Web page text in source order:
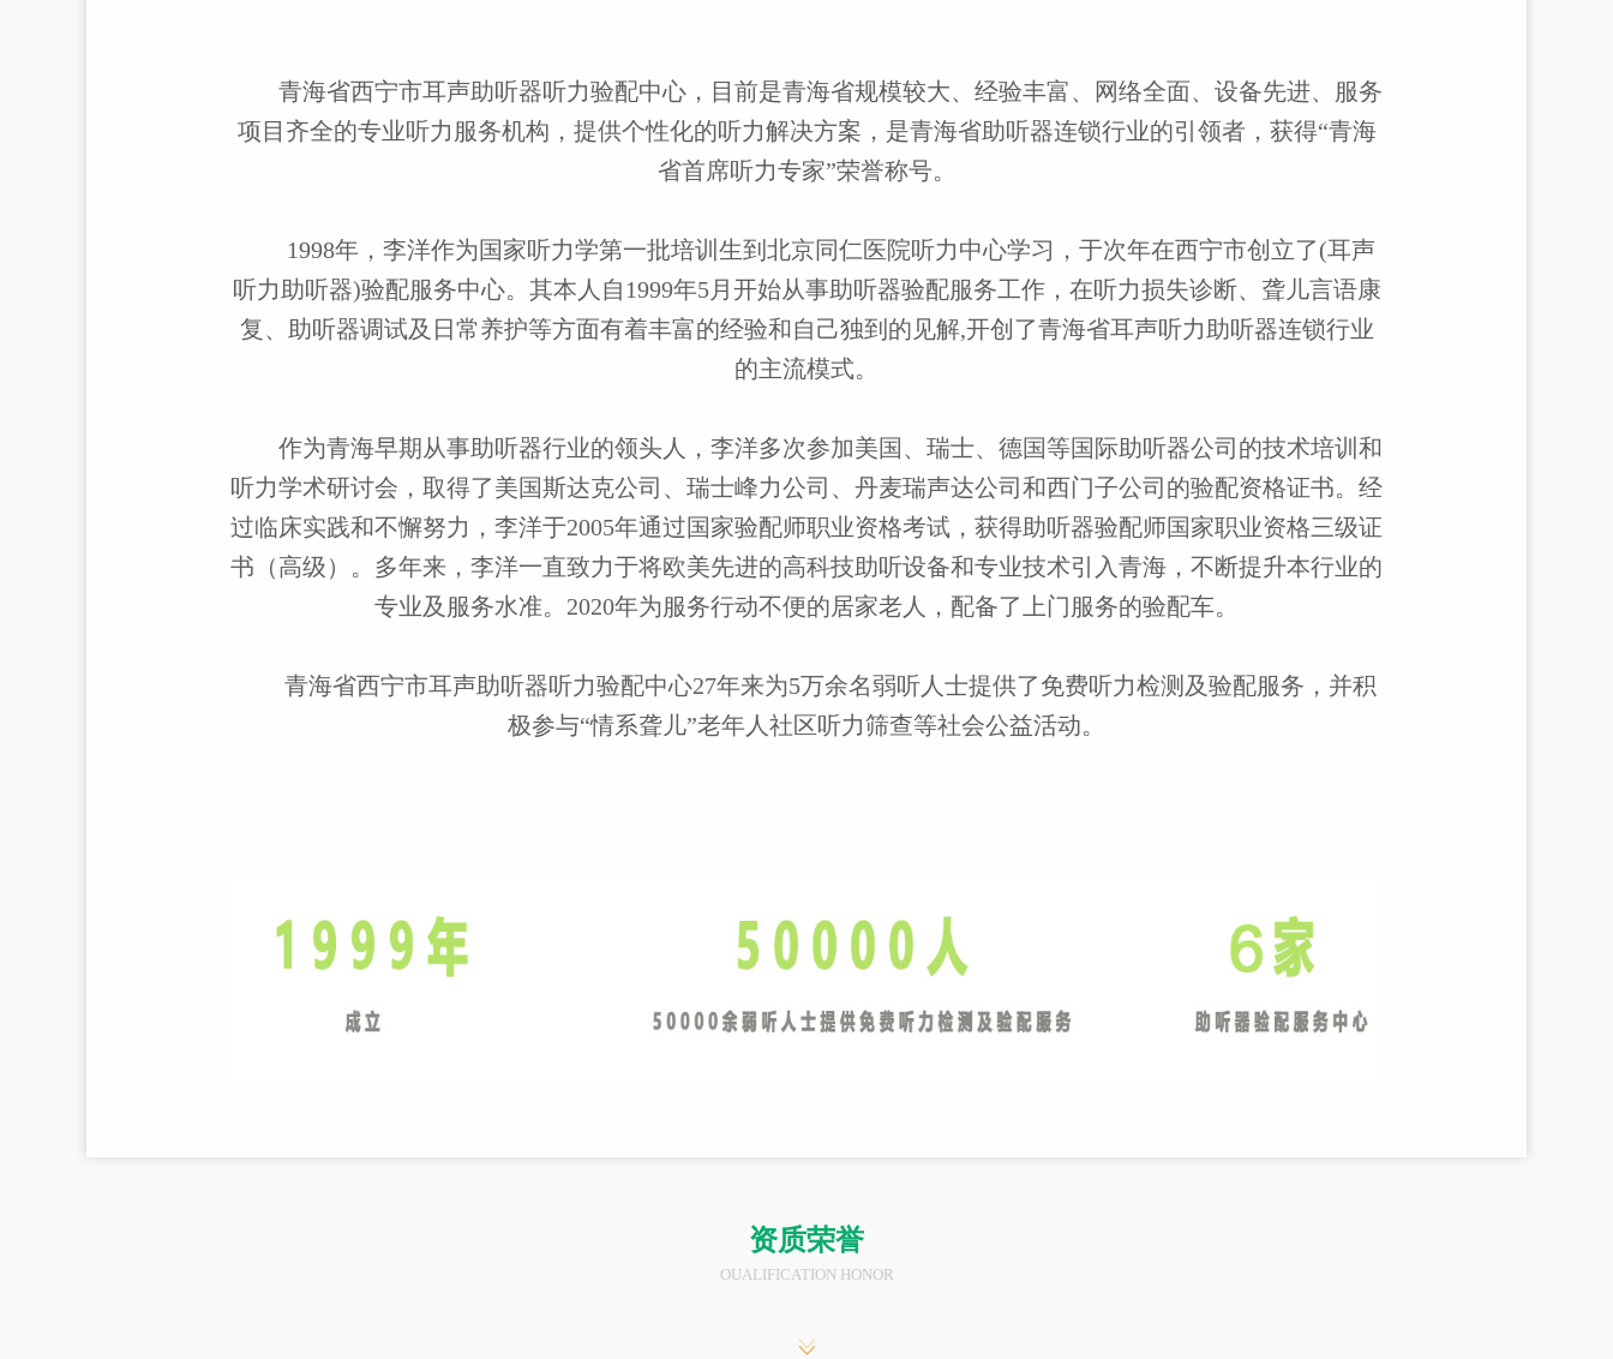
青海省西宁市耳声助听器听力验配中心，目前是青海省规模较大、经验丰富、网络全面、设备先进、服务
项目齐全的专业听力服务机构，提供个性化的听力解决方案，是青海省助听器连锁行业的引领者，获得“青海
省首席听力专家”荣誉称号。
1998年，李洋作为国家听力学第一批培训生到北京同仁医院听力中心学习，于次年在西宁市创立了(耳声
听力助听器)验配服务中心。其本人自 1999年5月开始从事助听器验配服务工作，在听力损失诊断、聋儿言语康
复、助听器调试及日常养护等方面有着丰富的经验和自己独到的见解,开创了青海省耳声听力助听器连锁行业
的主流模式。
作为青海早期从事助听器行业的领头人，李洋多次参加美国、瑞士、德国等国际助听器公司的技术培训和
听力学术研讨会，取得了美国斯达克公司、瑞士峰力公司、丹麦瑞声达公司和西门子公司的验配资格证书。经
过临床实践和不懈努力，李洋于2005年通过国家验配师职业资格考试，获得助听器验配师国家职业资格三级证
书（高级）。多年来，李洋一直致力于将欧美先进的高科技助听设备和专业技术引入青海，不断提升本行业的
专业及服务水准。 2020年为服务行动不便的居家老人，配备了上门服务的验配车。
青海省西宁市耳声助听器听力验配中心27年来为5万余名弱听人士提供了免费听力检测及验配服务，并积
极参与“情系聋儿”老年人社区听力筛查等社会公益活动。
资质荣誉
OUALIFICATION HONOR